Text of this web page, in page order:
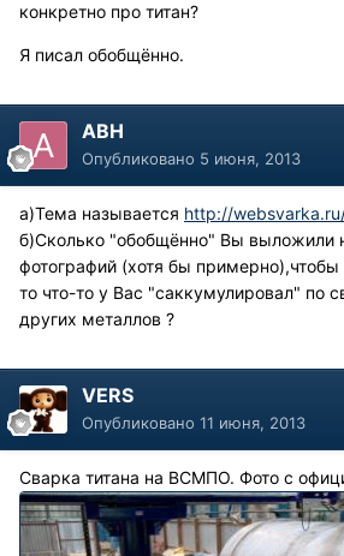
конкретно про титан?
Я писал обобщённо.
АВН
Опубликовано 5 июня, 2013
а)Тема называется http://
б)Сколько "обобщённо" Вы выложили
фотографий (хотя бы примерно),чтобы
то что-то у Вас "саккумулировал" по
других металлов ?
VERS
Опубликовано 11 июня, 2013
Сварка титана на ВСМПО. Фото с